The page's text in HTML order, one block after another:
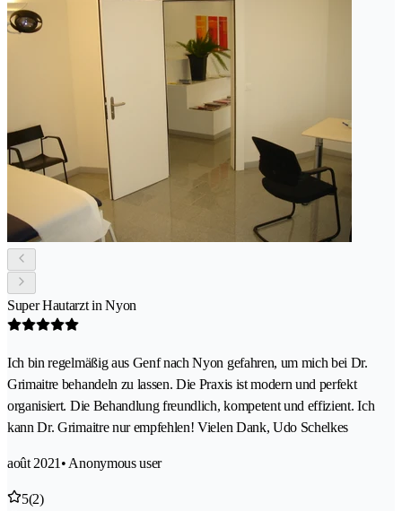
Super Hautarzt in Nyon
Ich bin regelmäßig aus Genf nach Nyon gefahren, um mich bei Dr.
Grimaitre behandeln zu lassen. Die Praxis ist modern und perfekt
organisiert. Die Behandlung freundlich, kompetent und effizient. Ich
kann Dr. Grimaitre nur empfehlen! Vielen Dank, Udo Schelkes
août 2021 • Anonymous user
5(2)